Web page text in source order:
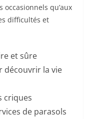
qu’aux
difficultés et
et sûre
découvrir la vie
criques
de parasols